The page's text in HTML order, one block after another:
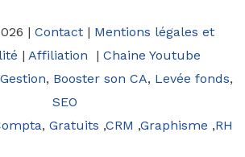
| Contact| Mentions légales et
| Affiliation | Chaine Youtube
Gestion, Booster son CA, Levée fonds,
SEO
, Gratuits ,CRM ,Graphisme ,RH